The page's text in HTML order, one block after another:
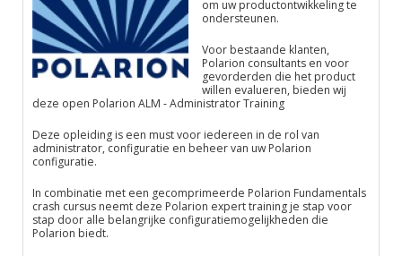
om uw productontwikkeling te
ondersteunen.
Voor bestaande klanten,
Polarion consultants en voor
gevorderden die het product
willen evalueren, bieden wij
deze open Polarion ALM - Administrator Training
Deze opleiding is een must voor iedereen in de rol van
administrator, configuratie en beheer van uw Polarion
configuratie.
In combinatie met een gecomprimeerde Polarion Fundamentals
crash cursus neemt deze Polarion expert training je stap voor
stap door alle belangrijke configuratiemogelijkheden die
Polarion biedt.